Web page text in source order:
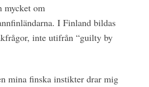
mycket om
I Finland bildas
inte utifrån “guilty by
mina finska instikter drar mig